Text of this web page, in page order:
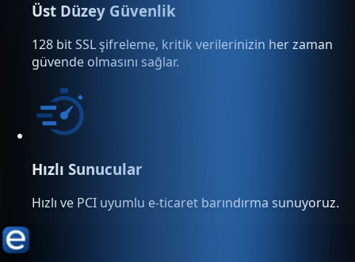
Üst Düzey Güvenlik
128 bit SSL şifreleme, kritik verilerinizin her zaman
güvende olmasını sağlar.
Hızlı Sunucular
Hızlı ve PCI uyumlu e-ticaret barındırma sunuyoruz.